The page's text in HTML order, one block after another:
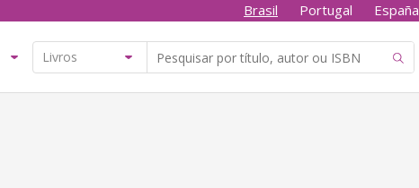
Brasil Portugal España